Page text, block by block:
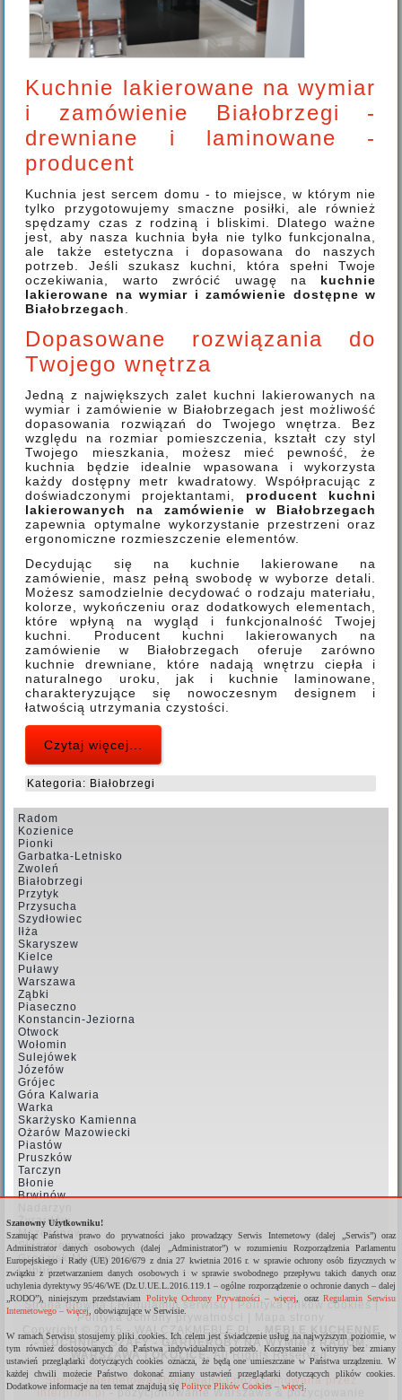
Kuchnie lakierowane na wymiar
i zamówienie Białobrzegi -
drewniane i laminowane -
producent
Kuchnia jest sercem domu - to miejsce, w którym nie
tylko przygotowujemy smaczne posiłki, ale również
spędzamy czas z rodziną i bliskimi. Dlatego ważne
jest, aby nasza kuchnia była nie tylko funkcjonalna,
ale także estetyczna i dopasowana do naszych
potrzeb. Jeśli szukasz kuchni, która spełni Twoje
oczekiwania, warto zwrócić uwagę na kuchnie
lakierowane na wymiar i zamówienie dostępne w
Białobrzegach
Dopasowane rozwiązania do
Twojego wnętrza
Jedną z największych zalet kuchni lakierowanych na
wymiar i zamówienie w Białobrzegach jest możliwość
dopasowania rozwiązań do Twojego wnętrza. Bez
względu na rozmiar pomieszczenia, kształt czy styl
Twojego mieszkania, możesz mieć pewność, że
kuchnia będzie idealnie wpasowana i wykorzysta
każdy dostępny metr kwadratowy. Współpracując z
doświadczonymi projektantami, producent kuchni
lakierowanych na zamówienie w Białobrzegach
zapewnia optymalne wykorzystanie przestrzeni oraz
ergonomiczne rozmieszczenie elementów.
Decydując się na kuchnie lakierowane na
zamówienie, masz pełną swobodę w wyborze detali.
Możesz samodzielnie decydować o rodzaju materiału,
kolorze, wykończeniu oraz dodatkowych elementach,
które wpłyną na wygląd i funkcjonalność Twojej
kuchni. Producent kuchni lakierowanych na
zamówienie w Białobrzegach oferuje zarówno
kuchnie drewniane, które nadają wnętrzu ciepła i
naturalnego uroku, jak i kuchnie laminowane,
charakteryzujące się nowoczesnym designem i
łatwością utrzymania czystości.
Czytaj więcej...
Kategoria: Białobrzegi
Radom
Kozienice
Pionki
Garbatka-Letnisko
Zwoleń
Białobrzegi
Przytyk
Przysucha
Szydłowiec
Iłża
Skaryszew
Kielce
Puławy
Warszawa
Ząbki
Piaseczno
Konstancin-Jeziorna
Otwock
Wołomin
Sulejówek
Józefów
Grójec
Góra Kalwaria
Warka
Skarżysko Kamienna
Ożarów Mazowiecki
Piastów
Pruszków
Tarczyn
Błonie
Brwinów
Żyrardów
Mszczonów
Skierniewice
Grodzisk Mazowiecki
Lublin
Strona główna|Regulamin serwisu|Polityka plików cookies|
Polityka ochrony prywatności
Copyright © 2015 - WALCZAKMEBLE.PL -
MEBLE KUCHENNE
- KUCHNIE - SZAFY - GARDEROBY NA WYMIAR RADOM,
WARSZAWA I OKOLICE.All Rights Reserved.
Strona internetowa zbudowana i pozycjonowana przez
Interprom.pl -pozycjonowanie Warszawa &pozycjowanie
Szanowny Użytkowniku!
Szanując Państwa prawo do prywatności jako prowadzący Serwis Internetowy (dalej „Serwis”) oraz
Administrator danych osobowych (dalej „Administrator”) w rozumieniu Rozporządzenia Parlamentu
Europejskiego i Rady (UE) 2016/679 z dnia 27 kwietnia 2016 r. w sprawie ochrony osób fizycznych w
związku z przetwarzaniem danych osobowych i w sprawie swobodnego przepływu takich danych oraz
uchylenia dyrektywy 95/46/WE (Dz.U.UE.L.2016.119.1 – ogólne rozporządzenie o ochronie danych – dalej
„RODO”), niniejszym przedstawiam Politykę Ochrony Prywatności – więcej , oraz Regulamin Serwisu
Internetowego – więcej , obowiązujące w Serwisie.
W ramach Serwisu stosujemy pliki cookies. Ich celem jest świadczenie usług na najwyższym poziomie, w
tym również dostosowanych do Państwa indywidualnych potrzeb. Korzystanie z witryny bez zmiany
ustawień przeglądarki dotyczących cookies oznacza, że będą one umieszczane w Państwa urządzeniu. W
każdej chwili możecie Państwo dokonać zmiany ustawień przeglądarki dotyczących plików cookies.
Dodatkowe informacje na ten temat znajdują się Polityce Plików Cookies – więcej